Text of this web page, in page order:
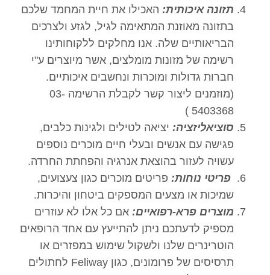
תזונה איכותית: האכילו את חיית המחמד שלכם
בתזונה מאוזנת המתאימה לגיל, לגזע ולצרכים
הבריאותיים שלה. אנו מחלקים ללקוחותינו
רשימה של מזונות מומלצים, אשר מיוצרים ע"י
חברות גדולות ומוכרות ונחשבים איכותיים.
(מוזמנים ליצור קשר לקבלת הרשימה 03-
5403368 )
סוציאליזציה: יציאה לטילים ולגינות כלבים,
פגישה עם אנשים ובעלי חיים מוכרים נוספים
עשויה לעזור בהוצאת אנרגיה והפחתת החרדה.
פריטי נוחות: פריטים מוכרים כגון צעצועים,
שמיכות או מצעים המספקים ביטחון והיכרות.
מוצרים פרא-רפואיים: אם כל אלו לא עוזרים
מספיק לדעתכם ניתן להתייעץ עם אחד הרופאים
הוטרינרים שלנו ולשקול שימוש במפזרים או
תרסיסים של פרומונים, כגון Feliway לחתולים